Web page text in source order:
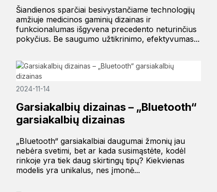
Šiandienos sparčiai besivystančiame technologijų
amžiuje medicinos gaminių dizainas ir
funkcionalumas išgyvena precedento neturinčius
pokyčius. Be saugumo užtikrinimo, efektyvumas...
2024-11-14
Garsiakalbių dizainas – „Bluetooth“
garsiakalbių dizainas
„Bluetooth“ garsiakalbiai daugumai žmonių jau
nebėra svetimi, bet ar kada susimąstėte, kodėl
rinkoje yra tiek daug skirtingų tipų? Kiekvienas
modelis yra unikalus, nes įmonė...